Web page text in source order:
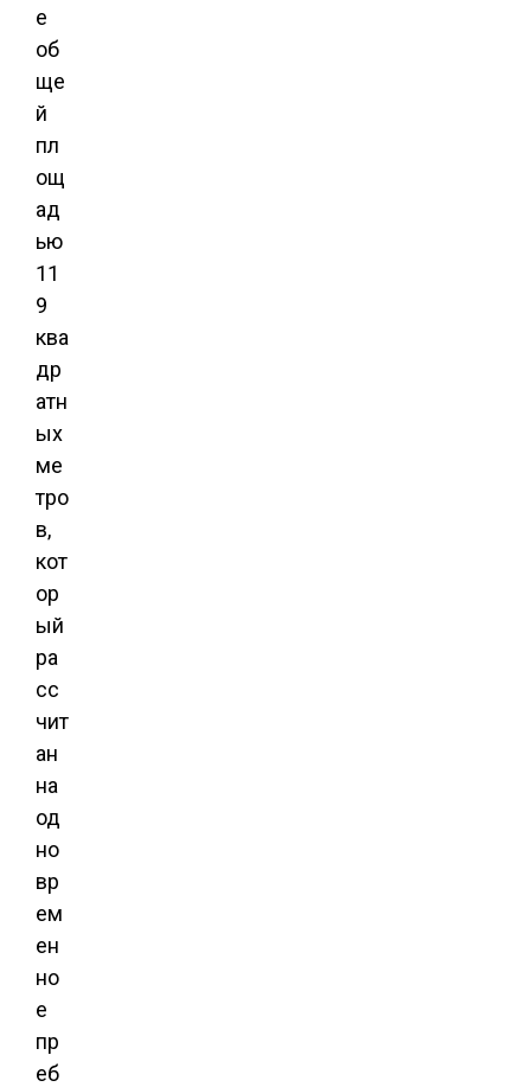
е
об
ще
й
пл
ощ
ад
ью
11
9
ква
др
атн
ых
ме
тро
в,
кот
ор
ый
ра
сс
чит
ан
на
од
но
вр
ем
ен
но
е
пр
еб